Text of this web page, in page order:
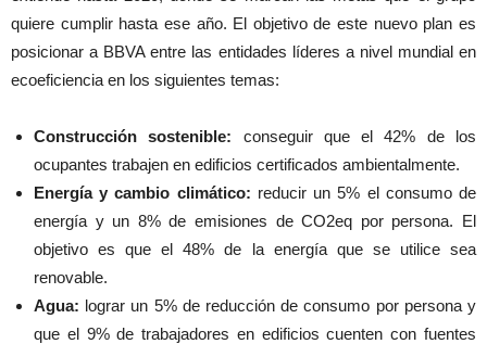
quiere cumplir hasta ese año. El objetivo de este nuevo plan es
posicionar a BBVA entre las entidades líderes a nivel mundial en
ecoeficiencia en los siguientes temas:
Construcción sostenible: conseguir que el 42% de los
ocupantes trabajen en edificios certificados ambientalmente.
Energía y cambio climático: reducir un 5% el consumo de
energía y un 8% de emisiones de CO2eq por persona. El
objetivo es que el 48% de la energía que se utilice sea
renovable.
Agua: lograr un 5% de reducción de consumo por persona y
que el 9% de trabajadores en edificios cuenten con fuentes